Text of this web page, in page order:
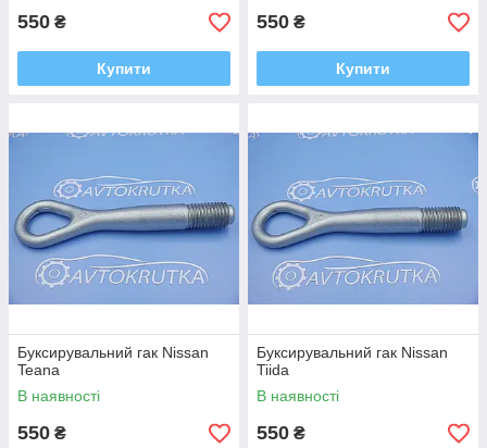
550 ₴
Купити
550 ₴
Купити
Буксирувальний гак Nissan
Teana
В наявності
550 ₴
Буксирувальний гак Nissan
Tiida
В наявності
550 ₴